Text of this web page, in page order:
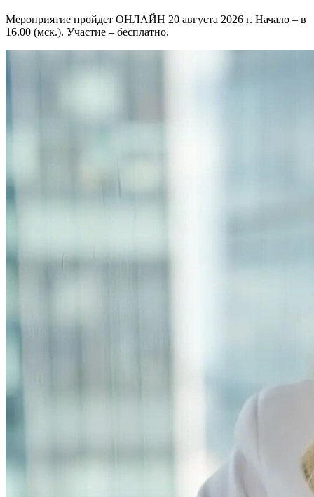
Мероприятие пройдет ОНЛАЙН 20 августа 2026 г. Начало – в
16.00 (мск.). Участие – бесплатно.